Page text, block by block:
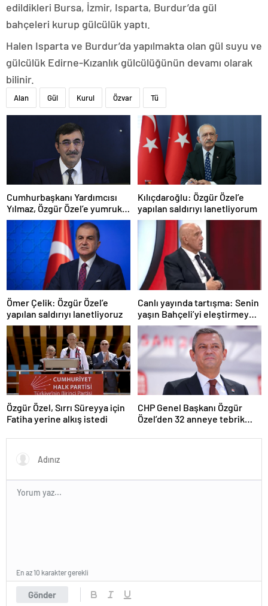
edildikleri Bursa, İzmir, Isparta, Burdur’da gül
bahçeleri kurup gülcülük yaptı.
Halen Isparta ve Burdur’da yapılmakta olan gül suyu ve
gülcülük Edirne-Kızanlık gülcülüğünün devamı olarak
bilinir.
Alan Gül Kurul Özvar Tü
Cumhurbaşkanı Yardımcısı
Yılmaz, Özgür Özel’e yumruklu
saldırıyı kınadı
Kılıçdaroğlu: Özgür Özel’e
yapılan saldırıyı lanetliyorum
Ömer Çelik: Özgür Özel’e
yapılan saldırıyı lanetliyoruz
Canlı yayında tartışma: Senin
yaşın Bahçeli’yi eleştirmeye
yetmez
Özgür Özel, Sırrı Süreyya için
Fatiha yerine alkış istedi
CHP Genel Başkanı Özgür
Özel’den 32 anneye tebrik
Gönder
En az 10 karakter gerekli